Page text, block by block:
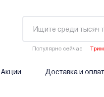
Популярно сейчас
Акции Доставка и